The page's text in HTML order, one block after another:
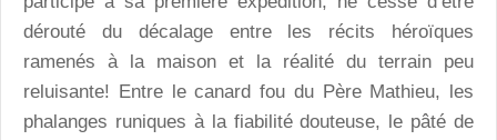
dérouté du décalage entre les récits héroïques
ramenés à la maison et la réalité du terrain peu
reluisante! Entre le canard fou du Père Mathieu, les
phalanges runiques à la fiabilité douteuse, le pâté de